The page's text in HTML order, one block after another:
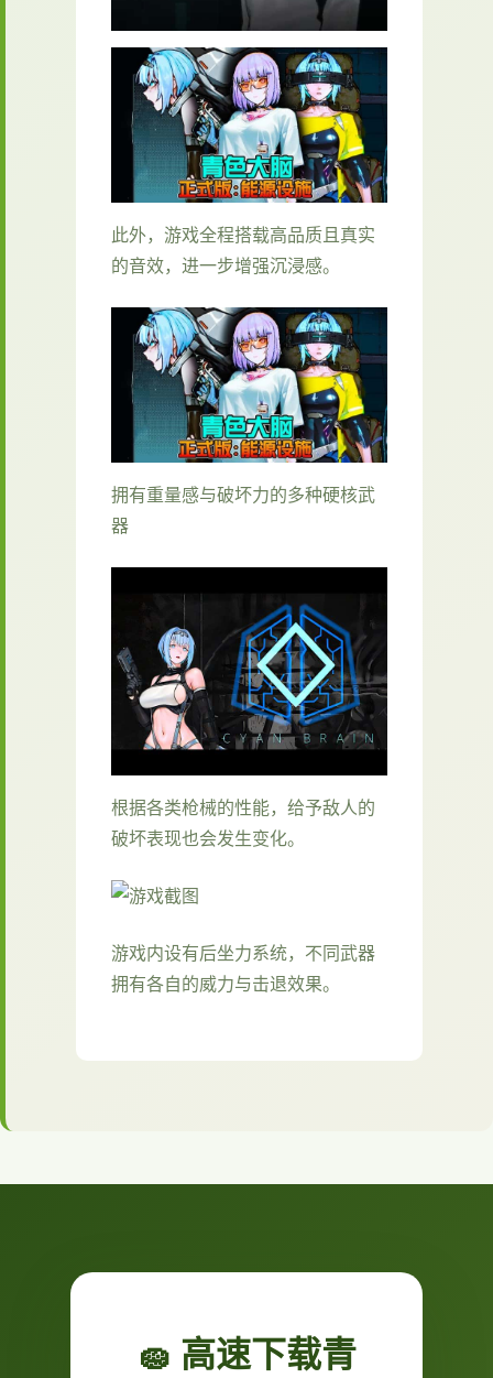
此外，游戏全程搭载高品质且真实
的音效，进一步增强沉浸感。
拥有重量感与破坏力的多种硬核武
器
根据各类枪械的性能，给予敌人的
破坏表现也会发生变化。
游戏内设有后坐力系统，不同武器
拥有各自的威力与击退效果。
🧽 高速下载青